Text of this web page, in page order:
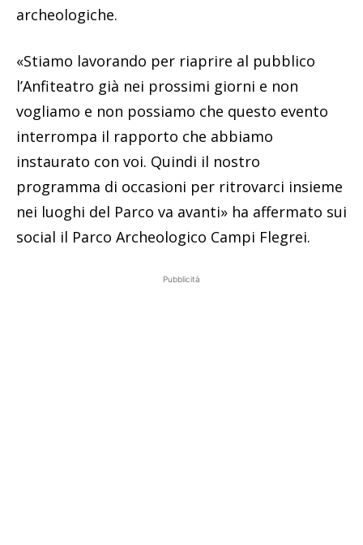
archeologiche.
«Stiamo lavorando per riaprire al pubblico
l’Anfiteatro già nei prossimi giorni e non
vogliamo e non possiamo che questo evento
interrompa il rapporto che abbiamo
instaurato con voi. Quindi il nostro
programma di occasioni per ritrovarci insieme
nei luoghi del Parco va avanti» ha affermato sui
social il Parco Archeologico Campi Flegrei.
Pubblicità